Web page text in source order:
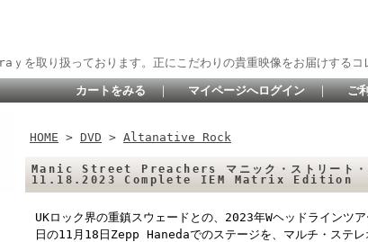
を取り扱っております。正にこだわりの貴重映像をお届けするコ
カートをみる ｜ マイページへログイン ｜ ご
HOME > DVD > Altanative Rock
Manic Street Preachers マニック・ストリート
11.18.2023 Complete IEM Matrix Edition
UKロック界の重鎮スウェードとの、2023年Wヘッドラインツ
日の11月18日Zepp Hanedaでのステージを、マルチ・ステ